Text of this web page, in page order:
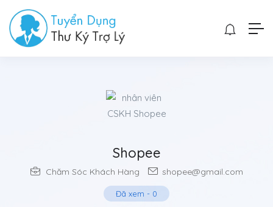
Shopee
Chăm Sóc Khách Hàng shopee@gmail.com
Đã xem - 0